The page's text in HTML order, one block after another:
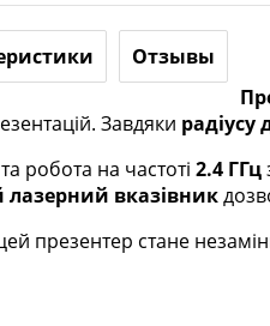
Отзывы
Завдяки радіусу
та робота на частоті 2.4 ГГц
лазерний вказівник
презентер стане